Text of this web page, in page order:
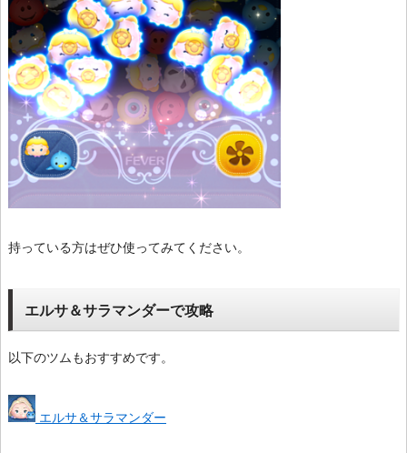
持っている方はぜひ使ってみてください。
エルサ＆サラマンダーで攻略
以下のツムもおすすめです。
エルサ＆サラマンダー